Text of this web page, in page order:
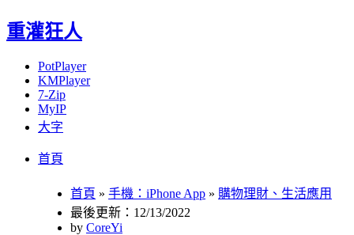
重灌狂人
PotPlayer
KMPlayer
7-Zip
MyIP
大字
首頁
首頁 » 手機：iPhone App » 購物理財、生活應用
最後更新：12/13/2022
by CoreYi